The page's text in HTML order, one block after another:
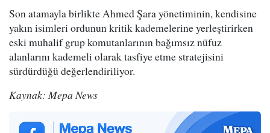
Son atamayla birlikte Ahmed Şara yönetiminin, kendisine
yakın isimleri ordunun kritik kademelerine yerleştirirken
eski muhalif grup komutanlarının bağımsız nüfuz
alanlarını kademeli olarak tasfiye etme stratejisini
sürdürdüğü değerlendiriliyor.
Kaynak: Mepa News